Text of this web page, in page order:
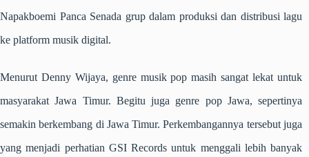
Napakboemi Panca Senada grup dalam produksi dan distribusi lagu
ke platform musik digital.
Menurut Denny Wijaya, genre musik pop masih sangat lekat untuk
masyarakat Jawa Timur. Begitu juga genre pop Jawa, sepertinya
semakin berkembang di Jawa Timur. Perkembangannya tersebut juga
yang menjadi perhatian GSI Records untuk menggali lebih banyak